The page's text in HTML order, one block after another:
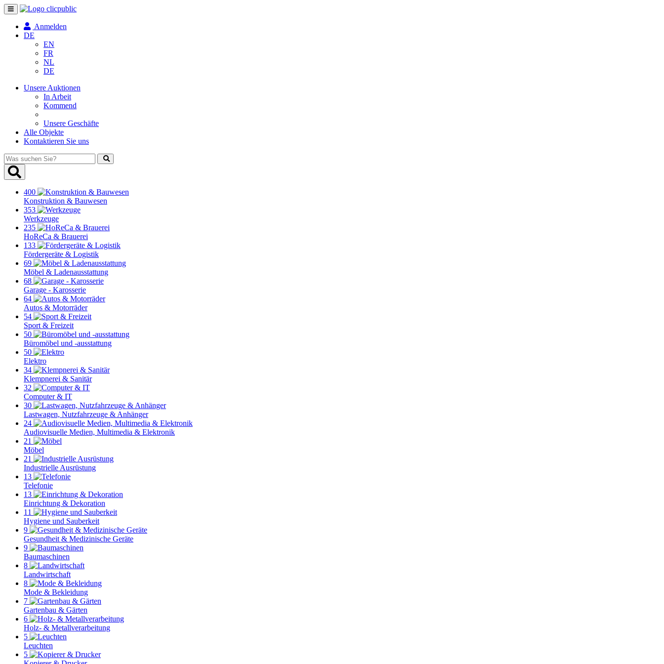
Navigation
umschalten
Anmelden
DE
EN
FR
NL
DE
Unsere Auktionen
In Arbeit
Kommend
Unsere Geschäfte
Alle Objekte
Kontaktieren Sie uns
Was
suchen
Sie?
400
Konstruktion & Bauwesen
353
Werkzeuge
235
HoReCa & Brauerei
133
Fördergeräte & Logistik
69
Möbel & Ladenausstattung
68
Garage - Karosserie
64
Autos & Motorräder
54
Sport & Freizeit
50
Büromöbel und -ausstattung
50
Elektro
34
Klempnerei & Sanitär
32
Computer & IT
30
Lastwagen, Nutzfahrzeuge & Anhänger
24
Audiovisuelle Medien, Multimedia & Elektronik
21
Möbel
21
Industrielle Ausrüstung
13
Telefonie
13
Einrichtung & Dekoration
11
Hygiene und Sauberkeit
9
Gesundheit & Medizinische Geräte
9
Baumaschinen
8
Landwirtschaft
8
Mode & Bekleidung
7
Gartenbau & Gärten
6
Holz- & Metallverarbeitung
5
Leuchten
5